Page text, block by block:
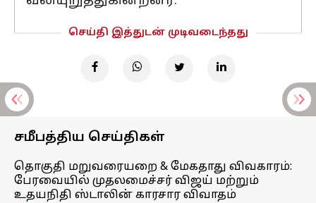
செய்தி இத்துடன் முடிவடைந்தது
சமீபத்திய செய்திகள்
தொகுதி மறுவரையறை & மேகதாது விவகாரம்:
பேரவையில் முதலமைச்சர் விஜய் மற்றும்
உதயநிதி ஸ்டாலின் காரசார விவாதம்